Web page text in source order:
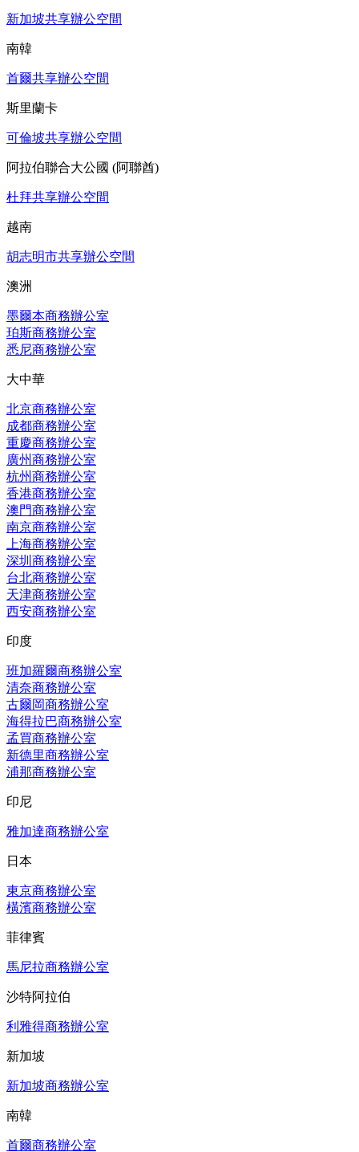
新加坡共享辦公空間
南韓
首爾共享辦公空間
斯里蘭卡
可倫坡共享辦公空間
阿拉伯聯合大公國 (阿聯酋)
杜拜共享辦公空間
越南
胡志明市共享辦公空間
澳洲
墨爾本商務辦公室
珀斯商務辦公室
悉尼商務辦公室
大中華
北京商務辦公室
成都商務辦公室
重慶商務辦公室
廣州商務辦公室
杭州商務辦公室
香港商務辦公室
澳門商務辦公室
南京商務辦公室
上海商務辦公室
深圳商務辦公室
台北商務辦公室
天津商務辦公室
西安商務辦公室
印度
班加羅爾商務辦公室
清奈商務辦公室
古爾岡商務辦公室
海得拉巴商務辦公室
孟買商務辦公室
新德里商務辦公室
浦那商務辦公室
印尼
雅加達商務辦公室
日本
東京商務辦公室
橫濱商務辦公室
菲律賓
馬尼拉商務辦公室
沙特阿拉伯
利雅得商務辦公室
新加坡
新加坡商務辦公室
南韓
首爾商務辦公室